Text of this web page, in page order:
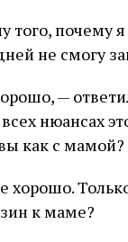
того, почему
не смогу
—
нюансах
как с мамой?
хорошо.
к маме?